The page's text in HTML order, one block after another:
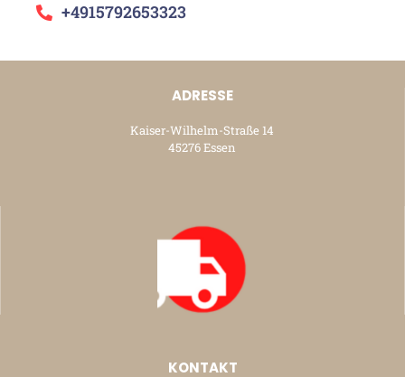
+4915792653323
ADRESSE
Kaiser-Wilhelm-Straße 14
45276 Essen
KONTAKT